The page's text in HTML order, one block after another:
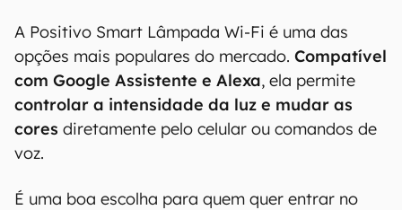
A Positivo Smart Lâmpada Wi-Fi é uma das
opções mais populares do mercado. Compatível
com Google Assistente e Alexa, ela permite
controlar a intensidade da luz e mudar as
cores diretamente pelo celular ou comandos de
voz.
É uma boa escolha para quem quer entrar no